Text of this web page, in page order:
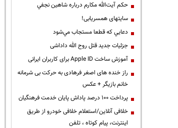
حكم آيت‌الله مكارم درباره شاهين نجفي
سایتهای همسریابی!
دعايي كه قطعا مستجاب مي‌شود
جزئیات جدید قتل روح الله داداشی
آموزش ساخت Apple ID برای کاربران ایرانی
راز خنده های اصغر فرهادی به حرکت بی شرمانه
خانم بازیگر + عکس
پرداخت ۱۰۰ درصد پاداش پایان خدمت فرهنگیان
خلافی آنلاین/استعلام خلافی خودرو از طریق
اینترنت، پیام کوتاه ، تلفن